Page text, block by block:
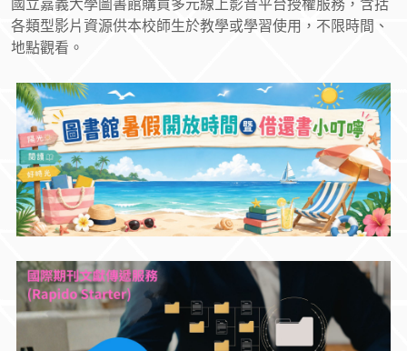
各類型影片資源供本校師生於教學或學習使用，不限時間、
地點觀看。